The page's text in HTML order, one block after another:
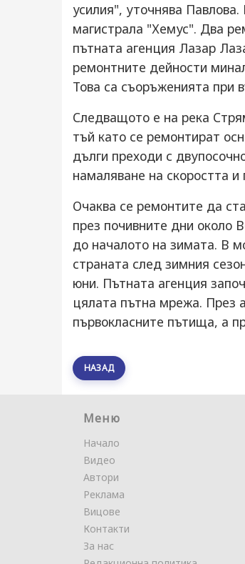
усилия", уточнява
магистрала "Хемус". Два
пътната агенция Лазар
ремонтните дейности
Това са съоръженията при
Следващото е на река
тъй като се ремонтират
дълги преходи с
намаляване на скоростта
Очаква се ремонтите да
през почивните дни около
до началото на зимата. В
страната след зимния
юни. Пътната агенция
цялата пътна мрежа. През
първокласните пътища, а
НАЗАД
Меню
Начало
Видео
Автори
Реклама
Вицове
Контакти
За нас